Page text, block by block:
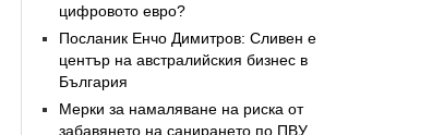
цифровото евро?
Посланик Енчо Димитров: Сливен е
център на австралийския бизнес в
България
Мерки за намаляване на риска от
забавянето на санирането по ПВУ